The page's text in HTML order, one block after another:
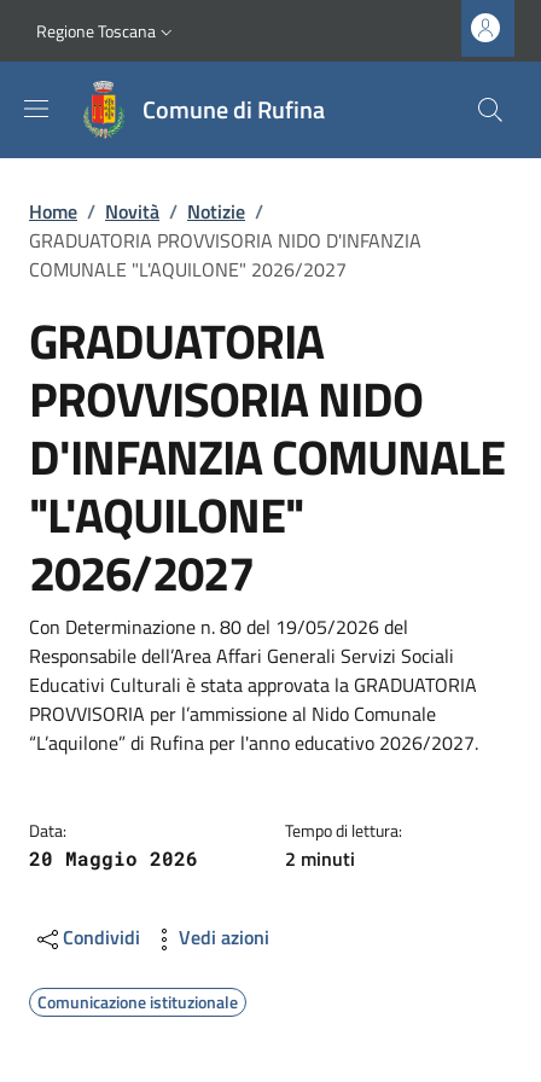
Slim top
Regione Toscana
Comune di Rufina
Briciole di pane
Home / Novità / Notizie /
GRADUATORIA PROVVISORIA NIDO D'INFANZIA
COMUNALE "L'AQUILONE" 2026/2027
GRADUATORIA
PROVVISORIA NIDO
D'INFANZIA COMUNALE
"L'AQUILONE"
2026/2027
Dettagli
Descrizione breve
Con Determinazione n. 80 del 19/05/2026 del
Responsabile dell’Area Affari Generali Servizi Sociali
Educativi Culturali è stata approvata la GRADUATORIA
PROVVISORIA per l’ammissione al Nido Comunale
“L’aquilone” di Rufina per l'anno educativo 2026/2027.
Data:
20 Maggio 2026
Tempo di lettura:
2 minuti
Condividi Vedi azioni
Comunicazione istituzionale